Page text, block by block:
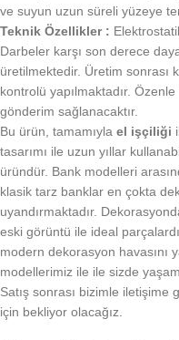
ve suyun uzun süreli yüzeye
Teknik Özellikler :
Darbeler karşı son derece
üretilmektedir. Üretim sonrası
kontrolü yapılmaktadır.
gönderim sağlanacaktır.
Bu ürün, tamamıyla el işçiliği
tasarımı ile uzun yıllar
üründür. Bank modelleri
klasik tarz banklar en çokta
uyandırmaktadır.
eski görüntü ile ideal
modern dekorasyon havasını
modellerimiz ile ile sizde
Satış sonrası bizimle iletişime
için bekliyor olacağız.